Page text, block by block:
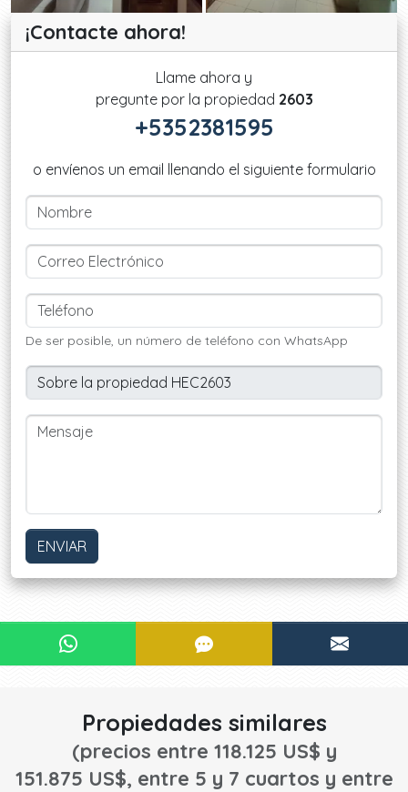
¡Contacte ahora!
Llame ahora y
pregunte por la propiedad 2603
+5352381595
o envíenos un email llenando el siguiente formulario
De ser posible, un número de teléfono con WhatsApp
ENVIAR
¿Le interesa?
¡CONTACTE AHORA!
CONTACTAR POR WHATSAPP
CONTACTAR POR SMS
Propiedades similares
(precios entre 118.125 US$ y
151.875 US$, entre 5 y 7 cuartos y entre